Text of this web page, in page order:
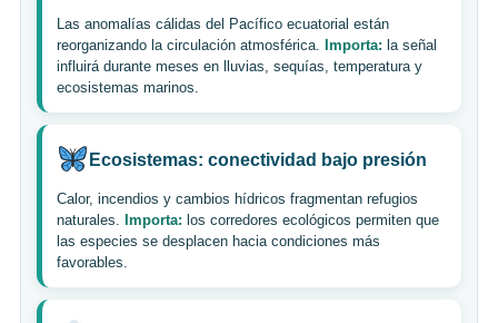
Las anomalías cálidas del Pacífico ecuatorial están
reorganizando la circulación atmosférica. Importa: la señal
influirá durante meses en lluvias, sequías, temperatura y
ecosistemas marinos.
Ecosistemas: conectividad bajo presión
Calor, incendios y cambios hídricos fragmentan refugios
naturales. Importa: los corredores ecológicos permiten que
las especies se desplacen hacia condiciones más
favorables.